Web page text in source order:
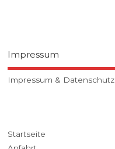
Impressum
Impressum & Datenschutz
Startseite